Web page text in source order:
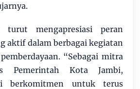
mengapresiasi peran
aktif dalam berbagai kegiatan
“Sebagai mitra
Pemerintah Kota Jambi,
berkomitmen untuk terus